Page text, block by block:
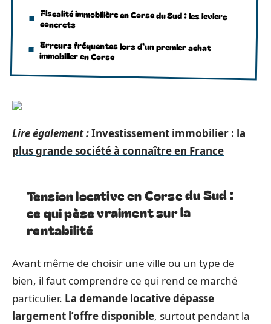
Fiscalité immobilière en Corse du Sud : les leviers
concrets
Erreurs fréquentes lors d’un premier achat
immobilier en Corse
Lire également :Investissement immobilier : la
plus grande société à connaître en France
Tension locative en Corse du Sud :
ce qui pèse vraiment sur la
rentabilité
Avant même de choisir une ville ou un type de
bien, il faut comprendre ce qui rend ce marché
particulier. La demande locative dépasse
largement l’offre disponible, surtout pendant la